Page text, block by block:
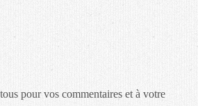
pour vos commentaires et à votre